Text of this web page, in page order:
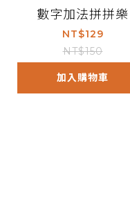
數字加法拼拼樂
NT$129
NT$150
加入購物車